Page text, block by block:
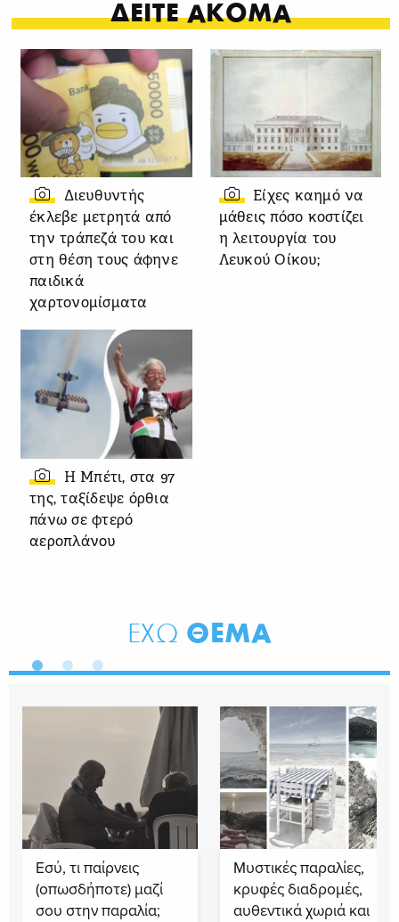
ΔΕΙΤΕ ΑΚΟΜΑ
Διευθυντής
έκλεβε μετρητά από
την τράπεζά του και
στη θέση τους άφηνε
παιδικά
χαρτονομίσματα
Είχες καημό να
μάθεις πόσο κοστίζει
η λειτουργία του
Λευκού Οίκου;
Η Μπέτι, στα 97
της, ταξίδεψε όρθια
πάνω σε φτερό
αεροπλάνου
ΕΧΩ ΘΕΜΑ
Εσύ, τι παίρνεις
(οπωσδήποτε) μαζί
σου στην παραλία;
Μυστικές παραλίες,
κρυφές διαδρομές,
αυθεντικά χωριά και